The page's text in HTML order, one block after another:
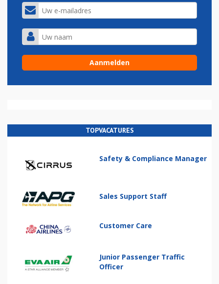
TOPVACATURES
Safety & Compliance Manager
Sales Support Staff
Customer Care
Junior Passenger Traffic
Officer